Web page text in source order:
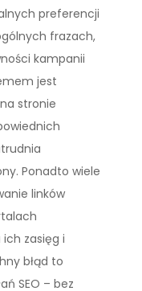
preferencji
frazach,
kampanii
jest
stronie
Ponadto wiele
linków
zasięg i
błąd to
SEO – bez